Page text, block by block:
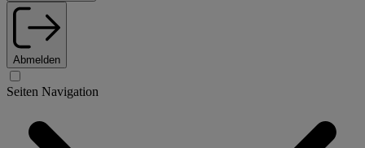
Abmelden
Seiten Navigation